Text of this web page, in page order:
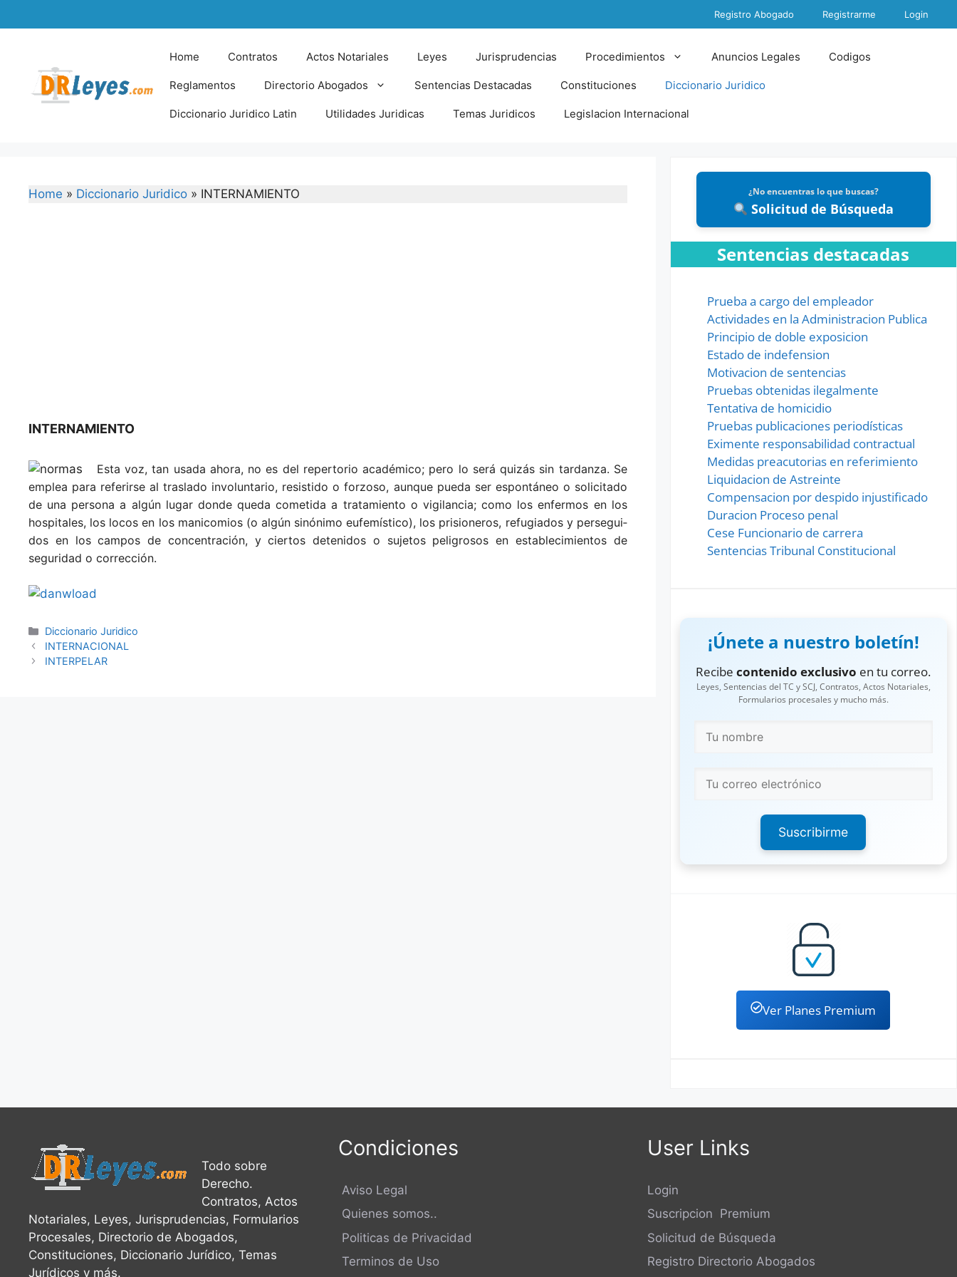
to
Registro Abogado Registrarme Login
Home Contratos Actos Notariales Leyes Jurisprudencias Procedimientos Anuncios Legales Codigos
Reglamentos Directorio Abogados Sentencias Destacadas Constituciones Diccionario Juridico
Diccionario Juridico Latin Utilidades Juridicas Temas Juridicos Legislacion Internacional
Home » Diccionario Juridico » INTERNAMIENTO
INTERNAMIENTO
Esta voz, tan usada ahora, no es del repertorio académico; pero lo será quizás sin tardanza. Se
emplea para referirse al traslado involuntario, resistido o forzoso, aunque pueda ser espontáneo o so­licitado
de una persona a algún lugar donde queda cometida a tratamiento o vigilancia; co­mo los enfermos en los
hospitales, los locos en los manicomios (o algún sinónimo eufe­místico), los prisioneros, refugiados y persegui­
dos en los campos de concentración, y ciertos detenidos o sujetos peligrosos en estableci­mientos de
seguridad o corrección.
Categories
Diccionario Juridico
INTERNACIONAL
INTERPELAR
¿No encuentras lo que buscas?
Solicitud de Búsqueda
Sentencias destacadas
Prueba a cargo del empleador
Actividades en la Administracion Publica
Principio de doble exposicion
Estado de indefension
Motivacion de sentencias
Pruebas obtenidas ilegalmente
Tentativa de homicidio
Pruebas publicaciones periodísticas
Eximente responsabilidad contractual
Medidas preacutorias en referimiento
Liquidacion de Astreinte
Compensacion por despido injustificado
Duracion Proceso penal
Cese Funcionario de carrera
Sentencias Tribunal Constitucional
¡Únete a nuestro boletín!
Recibecontenido exclusivo en tu correo.
Leyes, Sentencias del TC y SCJ, Contratos, Actos Notariales,
Formularios procesales y mucho más.
Suscribirme
Ver Planes Premium
Todo sobre
Derecho.
Contratos, Actos
Notariales, Leyes, Jurisprudencias, Formularios
Procesales, Directorio de Abogados,
Constituciones, Diccionario Jurídico, Temas
Jurídicos y más.
Condiciones
Aviso Legal
Quienes somos..
Politicas de Privacidad
Terminos de Uso
User Links
Login
Suscripcion Premium
Solicitud de Búsqueda
Registro Directorio Abogados